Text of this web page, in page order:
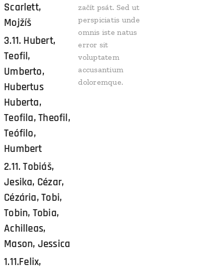
Scarlett,
Mojžíš
3.11. Hubert,
Teofil,
Umberto,
Hubertus
Huberta,
Teofila, Theofil,
Teófilo,
Humbert
2.11. Tobiáš,
Jesika, Cézar,
Cézária, Tobi,
Tobin, Tobia,
Achilleas,
Mason, Jessica
1.11.Felix,
začít psát. Sed ut
perspiciatis unde
omnis iste natus
error sit
voluptatem
accusantium
doloremque.